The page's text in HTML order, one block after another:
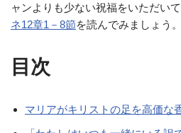
ャンよりも少ない祝福をいただい
ネ12章1－8節を読んでみましょう。
目次
マリアがキリストの足を高価な